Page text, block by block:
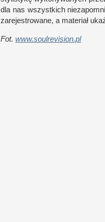
dla nas wszyst­kich
zarejestrowane, a materiał
Fot. www​.soul​revision​.pl